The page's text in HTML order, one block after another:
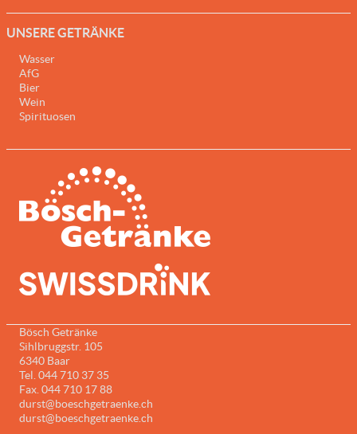
UNSERE GETRÄNKE
Wasser
AfG
Bier
Wein
Spirituosen
Bösch Getränke
Sihlbruggstr. 105
6340 Baar
Tel. 044 710 37 35
Fax. 044 710 17 88
durst@boeschgetraenke.ch
durst@boeschgetraenke.ch